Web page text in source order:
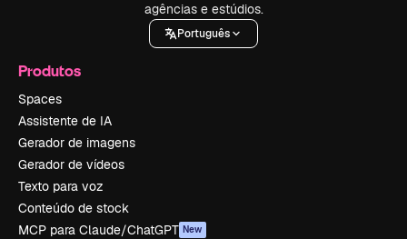
agências e estúdios.
Português
Produtos
Spaces
Assistente de IA
Gerador de imagens
Gerador de vídeos
Texto para voz
Conteúdo de stock
MCP para Claude/ChatGPT New